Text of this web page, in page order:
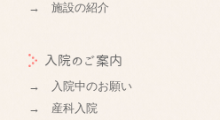
→ 施設の紹介
入院のご案内
→ 入院中のお願い
→ 産科入院